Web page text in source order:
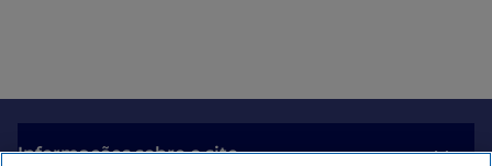
Informações sobre o site